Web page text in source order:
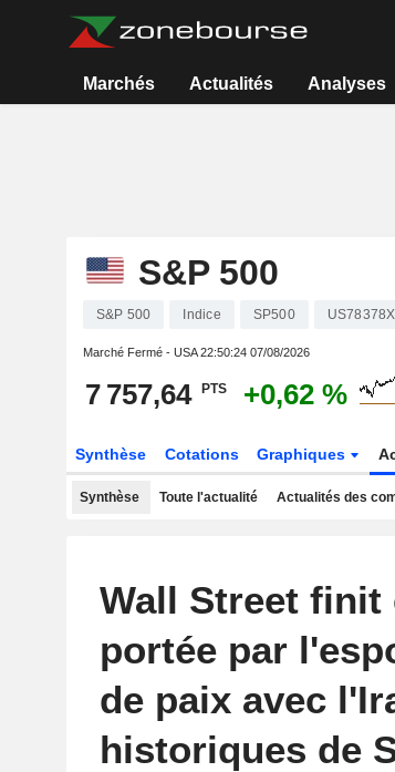
Marchés Actualités Analyses
S&P 500
S&P 500 Indice SP500
Marché Fermé - USA22:50:24 07/08/2026
7 757,64 PTS +0,62 %
Synthèse Cotations Graphiques
Synthèse Toute l'actualité Actualités des
Wall Street finit
portée par
de paix avec
historiques de